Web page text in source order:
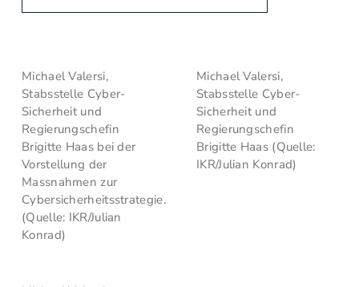
Michael Valersi,
Stabsstelle Cyber-
Sicherheit und
Regierungschefin
Brigitte Haas bei der
Vorstellung der
Massnahmen zur
Cybersicherheitsstrategie.
(Quelle: IKR/Julian
Konrad)
Michael Valersi,
Stabsstelle Cyber-
Sicherheit und
Regierungschefin
Brigitte Haas (Quelle:
IKR/Julian Konrad)